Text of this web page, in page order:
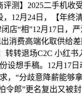
测】2025二手机
12月24日，【年
店“相”12月17日
消费高端化取供给
转转退场C2C 小
设想手稿。12月17
“分歧意降薪能够
令郎”更名复出又